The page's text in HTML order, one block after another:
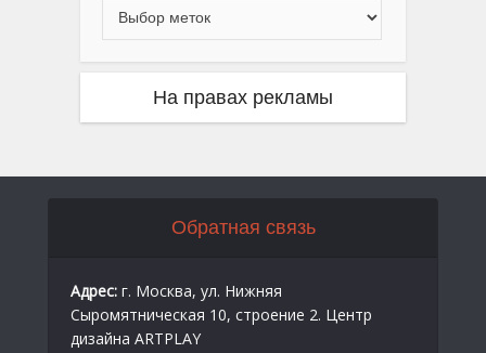
На правах рекламы
Обратная связь
Адрес: г. Москва, ул. Нижняя
Сыромятническая 10, строение 2. Центр
дизайна ARTPLAY